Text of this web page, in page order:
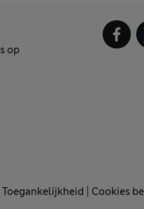
op
Toegankelijkheid Cookies